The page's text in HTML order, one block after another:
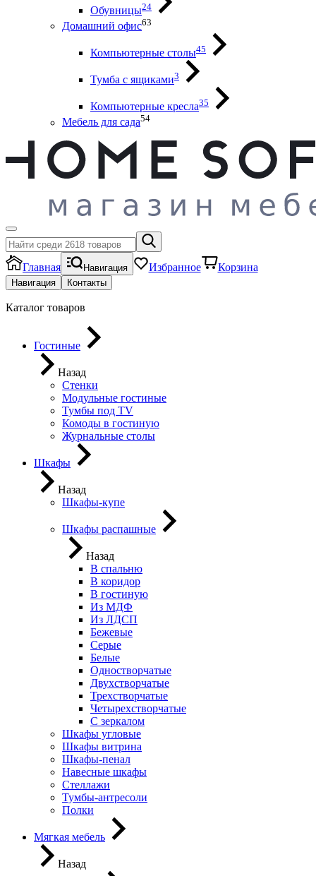
Обувницы24
Домашний офис63
Компьютерные столы45
Тумба с ящиками3
Компьютерные кресла35
Мебель для сада54
Главная Навигация Избранное Корзина
Навигация Контакты
Каталог товаров
Гостиные
Назад
Стенки
Модульные гостиные
Тумбы под ТV
Комоды в гостиную
Журнальные столы
Шкафы
Назад
Шкафы-купе
Шкафы распашные
Назад
В спальню
В коридор
В гостиную
Из МДФ
Из ЛДСП
Бежевые
Серые
Белые
Одностворчатые
Двухстворчатые
Трехстворчатые
Четырехстворчатые
С зеркалом
Шкафы угловые
Шкафы витрина
Шкафы-пенал
Навесные шкафы
Стеллажи
Тумбы-антресоли
Полки
Мягкая мебель
Назад